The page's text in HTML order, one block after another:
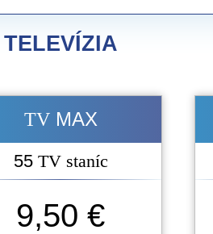
TELEVÍZIA
TVMAX
55 TV staníc
9,50 €